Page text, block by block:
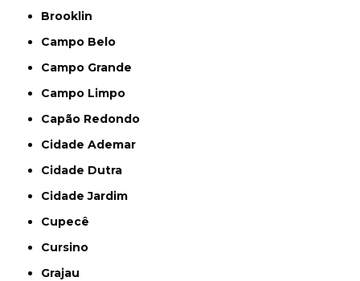
Brooklin
Campo Belo
Campo Grande
Campo Limpo
Capão Redondo
Cidade Ademar
Cidade Dutra
Cidade Jardim
Cupecê
Cursino
Grajau